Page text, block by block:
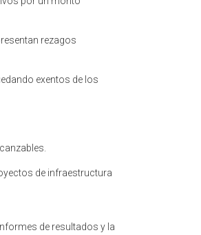
rezagos
exentos de los
de infraestructura
de resultados y la